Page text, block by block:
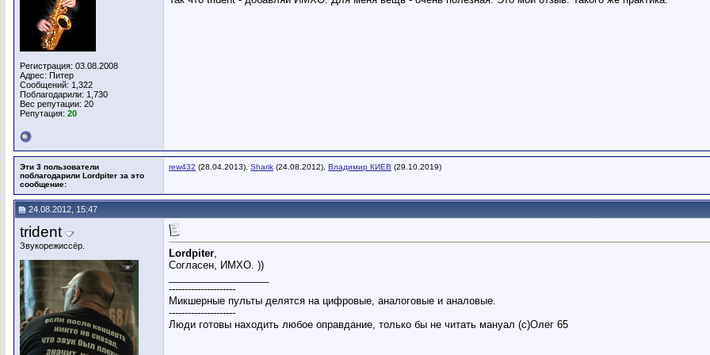
Регистрация: 03.08.2008
Адрес: Питер
Сообщений: 1,322
Поблагодарили: 1,730
Вес репутации: 20
Репутация: 20
Эти 3 пользователи
поблагодарили Lordpiter за это
сообщение:
rew432 (28.04.2013), Sharik (24.08.2012), Владимир КИЕВ (29.10.2019)
24.08.2012, 15:47
trident
Звукорежиссёр.
Lordpiter,
Согласен, ИМХО. ))
---------------------
Микшерные пульты делятся на цифровые, аналоговые и аналовые.
---------------------
Люди готовы находить любое оправдание, только бы не читать мануал (с)Олег 65